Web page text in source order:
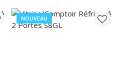
NOUVEAU